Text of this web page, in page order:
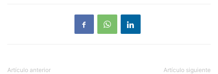
Artículo anterior Artículo siguiente